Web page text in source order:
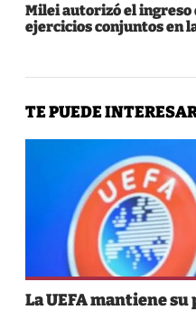
Milei autorizó el ingreso
ejercicios conjuntos en
TE PUEDE
La UEFA mantiene